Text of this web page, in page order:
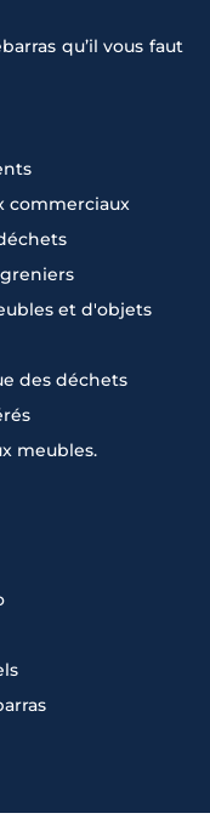
qu’il vous faut
commerciaux
et d'objets
des déchets
meubles.